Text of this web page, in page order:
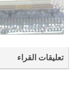
تعليقات القراء